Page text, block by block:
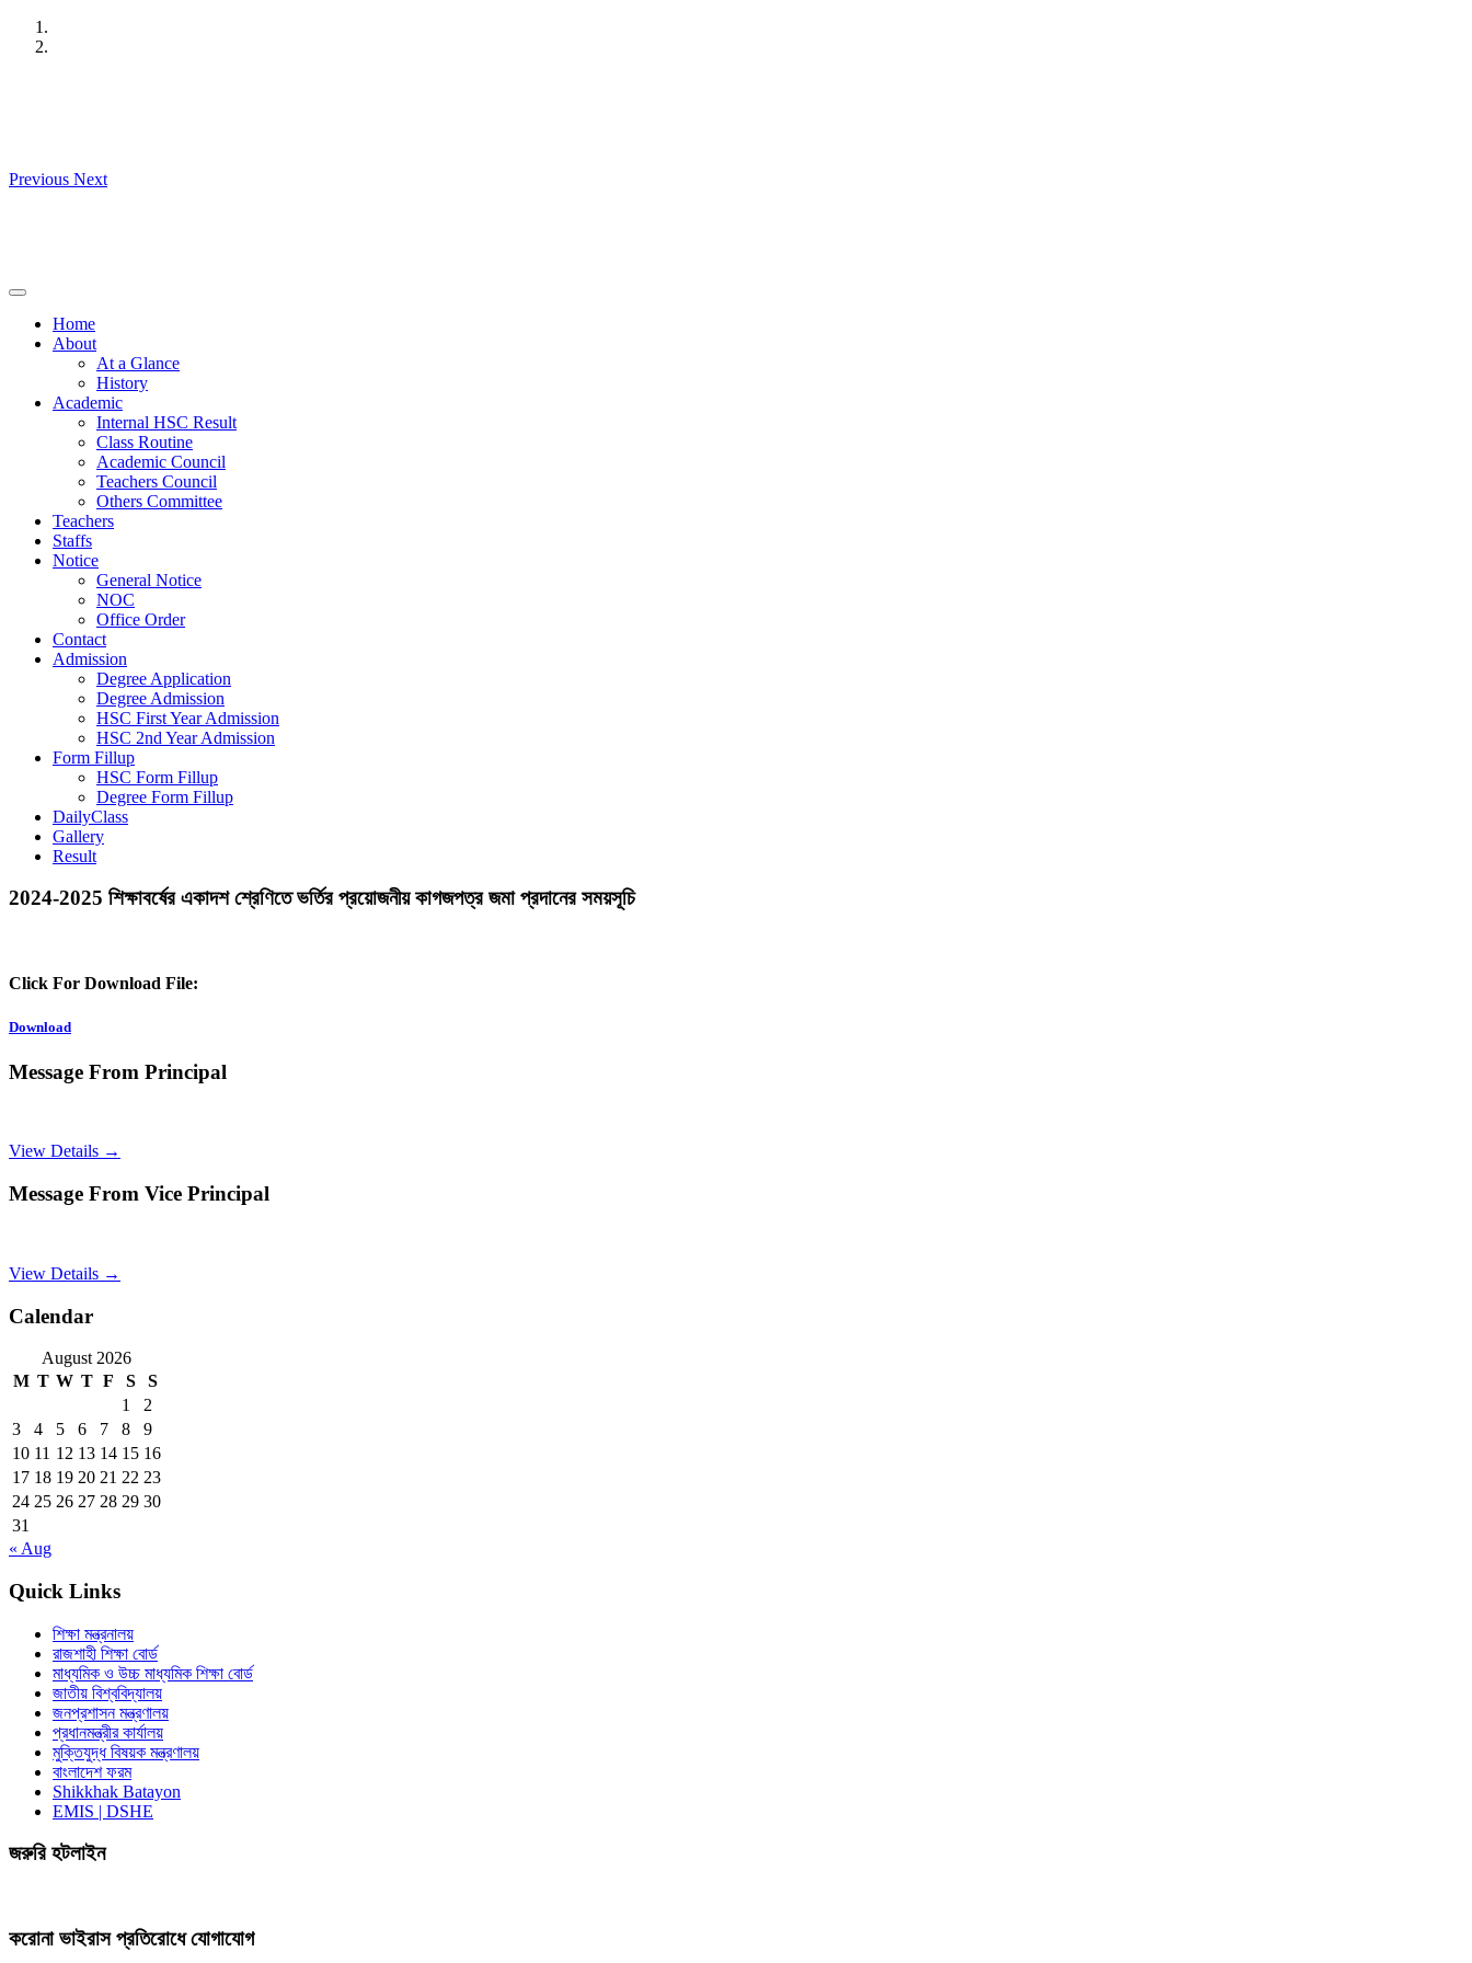
Skip
Previous Next
Home
About
At a Glance
History
Academic
Internal HSC Result
Class Routine
Academic Council
Teachers Council
Others Committee
Teachers
Staffs
Notice
General Notice
NOC
Office Order
Contact
Admission
Degree Application
Degree Admission
HSC First Year Admission
HSC 2nd Year Admission
Form Fillup
HSC Form Fillup
Degree Form Fillup
DailyClass
Gallery
Result
2024-2025 শিক্ষাবর্ষের একাদশ শ্রেণিতে ভর্তির প্রয়োজনীয় কাগজপত্র জমা প্রদানের সময়সূচি
Click For Download File:
Download
Message From Principal
View Details →
Message From Vice Principal
View Details →
Calendar
August 2026
M T W T F S
S
1
2
3
4 5 6 7 8
9
10 11 12 13 14 15 16
17 18 19 20 21 22 23
24 25 26 27 28 29 30
31
« Aug
Quick Links
শিক্ষা মন্ত্রনালয়
রাজশাহী শিক্ষা বোর্ড
মাধ্যমিক ও উচ্চ মাধ্যমিক শিক্ষা বোর্ড
জাতীয় বিশ্ববিদ্যালয়
জনপ্রশাসন মন্ত্রণালয়
প্রধানমন্ত্রীর কার্যালয়
মুক্তিযুদ্ধ বিষয়ক মন্ত্রণালয়
বাংলাদেশ ফরম
Shikkhak Batayon
EMIS | DSHE
জরুরি হটলাইন
করোনা ভাইরাস প্রতিরোধে যোগাযোগ